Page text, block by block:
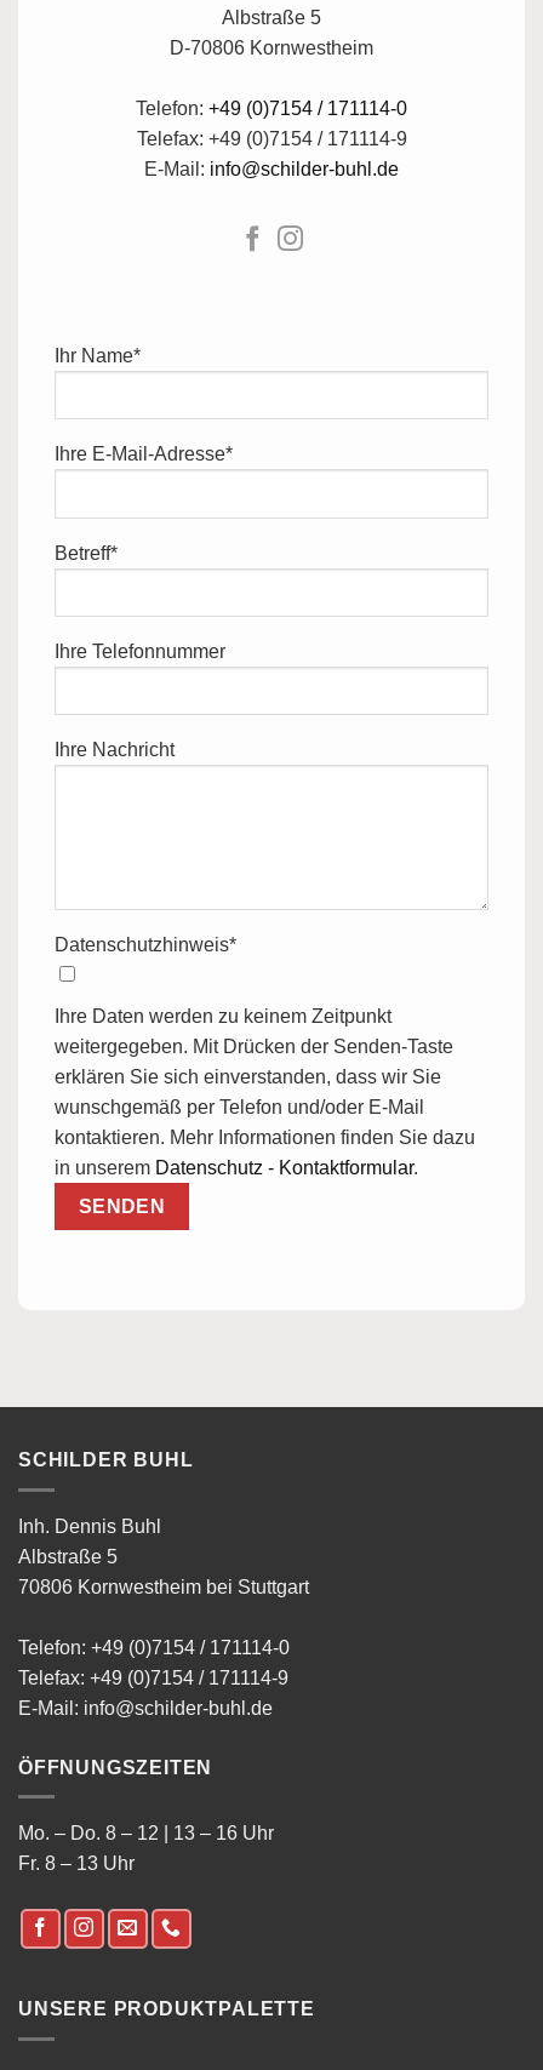
Albstraße 5
D-70806 Kornwestheim
Telefon: +49 (0)7154 / 171114-0
Telefax: +49 (0)7154 / 171114-9
E-Mail: info@schilder-buhl.de
Ihr Name*
Ihre E-Mail-Adresse*
Betreff*
Ihre Telefonnummer
Ihre Nachricht
Datenschutzhinweis*
Ihre Daten werden zu keinem Zeitpunkt
weitergegeben. Mit Drücken der Senden-Taste
erklären Sie sich einverstanden, dass wir Sie
wunschgemäß per Telefon und/oder E-Mail
kontaktieren. Mehr Informationen finden Sie dazu
in unserem Datenschutz - Kontaktformular.
SCHILDER BUHL
Inh. Dennis Buhl
Albstraße 5
70806 Kornwestheim bei Stuttgart
Telefon: +49 (0)7154 / 171114-0
Telefax: +49 (0)7154 / 171114-9
E-Mail: info@schilder-buhl.de
ÖFFNUNGSZEITEN
Mo. – Do. 8 – 12 | 13 – 16 Uhr
Fr. 8 – 13 Uhr
UNSERE PRODUKTPALETTE